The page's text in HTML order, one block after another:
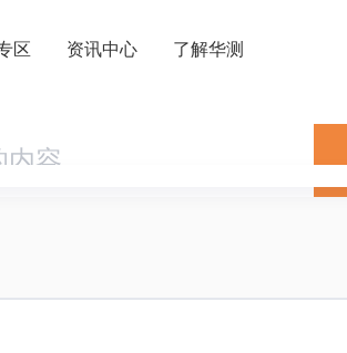
区 资讯中心 了解华测
下载中心